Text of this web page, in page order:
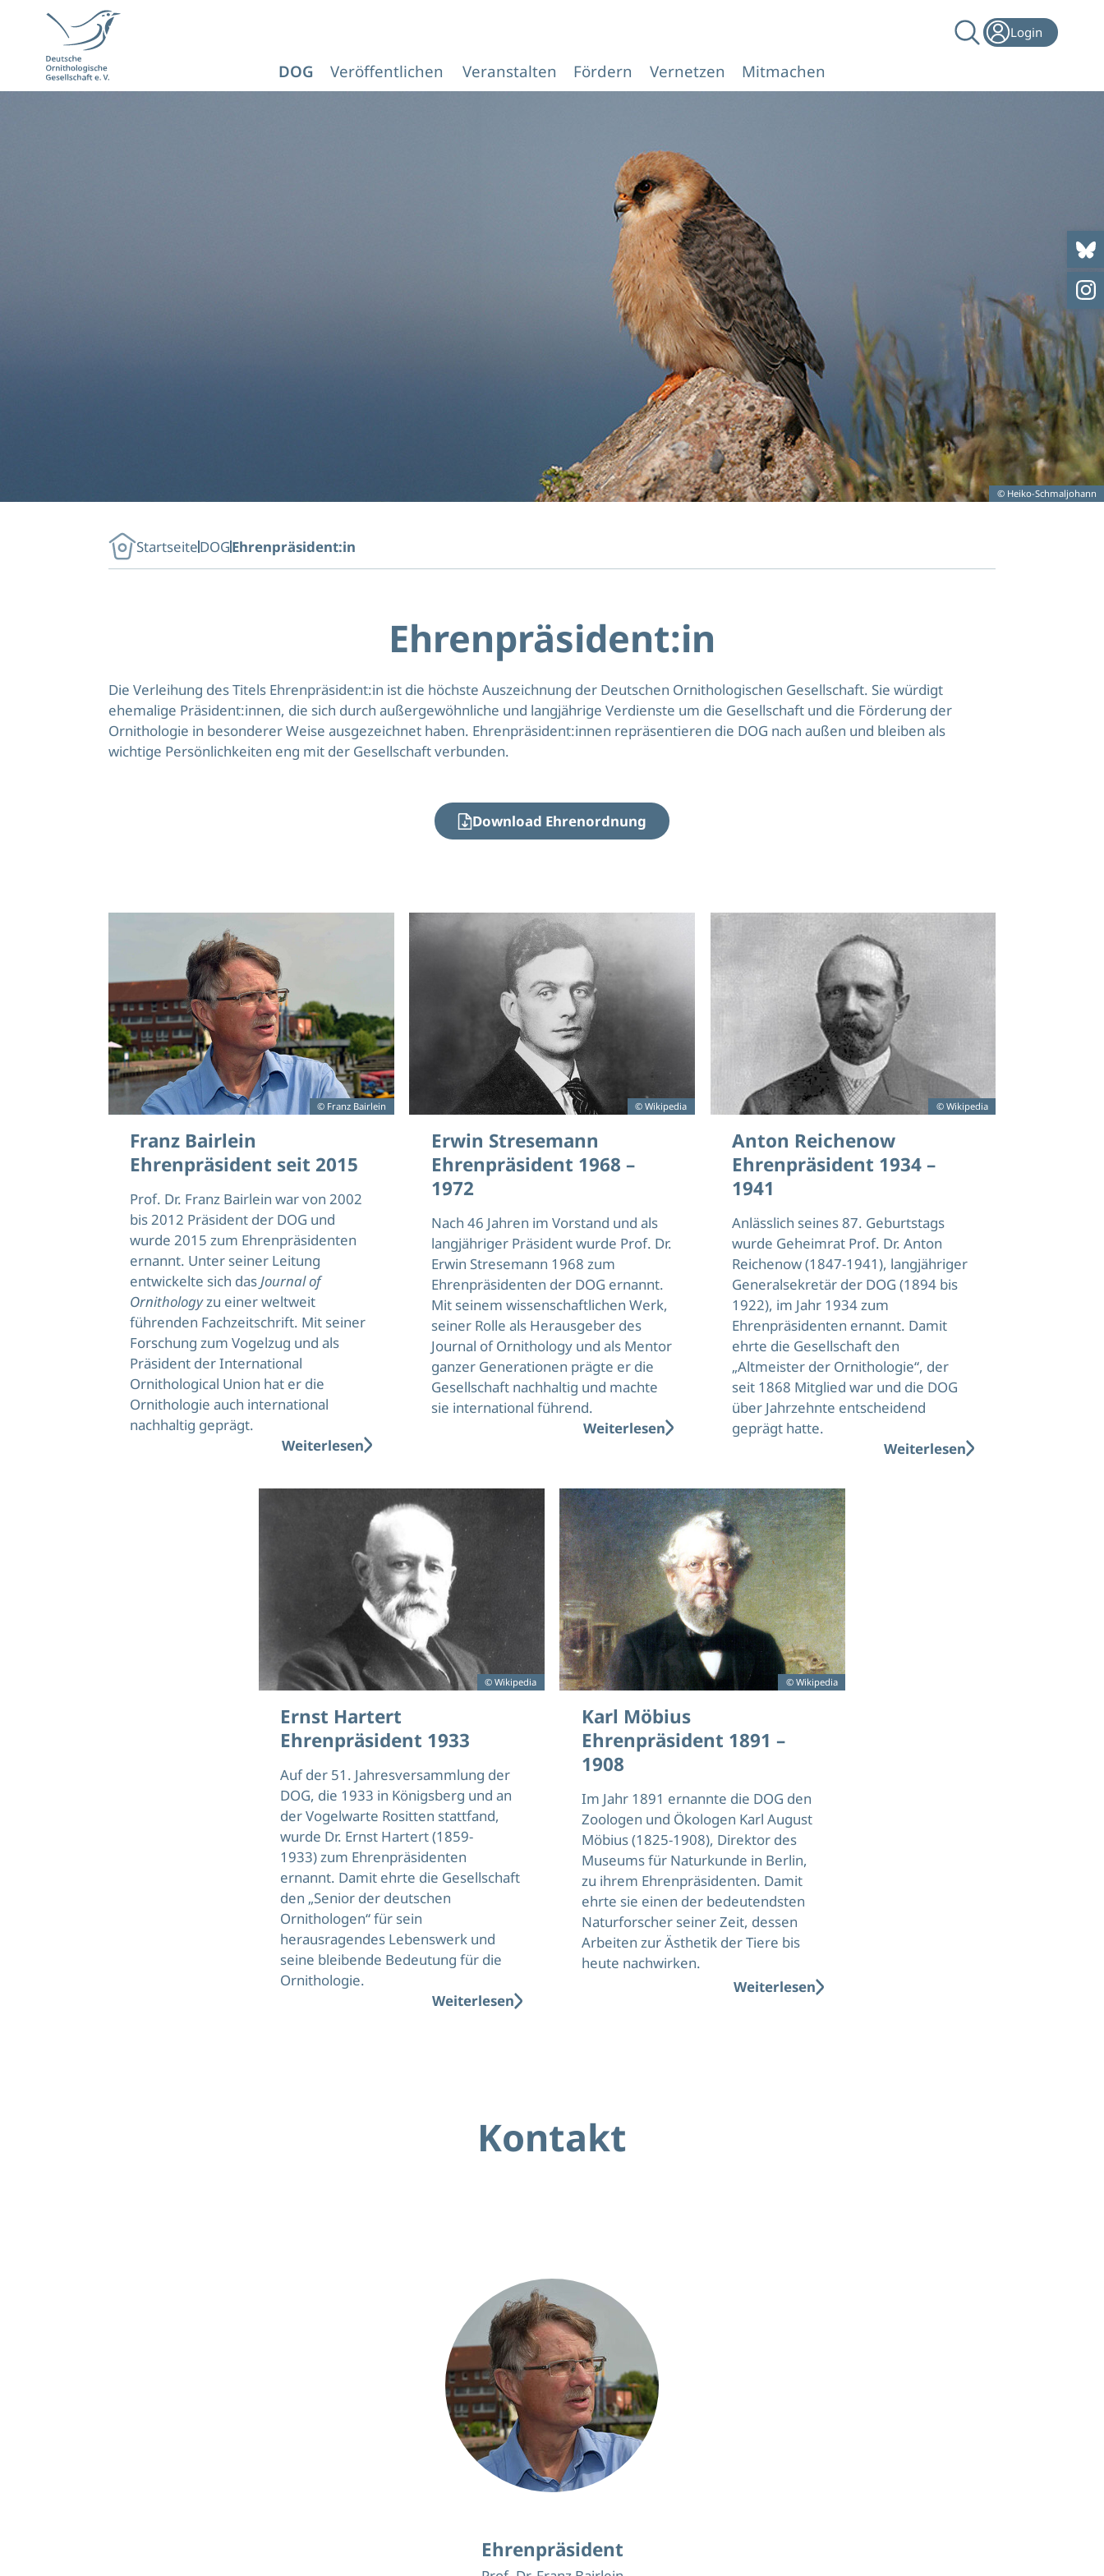
Login
DOG Veröffentlichen Veranstalten Fördern Vernetzen Mitmachen
© Heiko-Schmaljohann
StartseiteDOGEhrenpräsident:in
Ehrenpräsident:in
Die Verleihung des Titels Ehrenpräsident:in ist die höchste Auszeichnung der Deutschen Ornithologischen Gesellschaft. Sie würdigt
ehemalige Präsident:innen, die sich durch außergewöhnliche und langjährige Verdienste um die Gesellschaft und die Förderung der
Ornithologie in besonderer Weise ausgezeichnet haben. Ehrenpräsident:innen repräsentieren die DOG nach außen und bleiben als
wichtige Persönlichkeiten eng mit der Gesellschaft verbunden.
Download Ehrenordnung
© Franz Bairlein
Franz Bairlein
Ehrenpräsident seit 2015
Prof. Dr. Franz Bairlein war von 2002
bis 2012 Präsident der DOG und
wurde 2015 zum Ehrenpräsidenten
ernannt. Unter seiner Leitung
entwickelte sich dasJournal of
Ornithologyzu einer weltweit
führenden Fachzeitschrift. Mit seiner
Forschung zum Vogelzug und als
Präsident der International
Ornithological Union hat er die
Ornithologie auch international
nachhaltig geprägt.
Weiterlesen
© Wikipedia
Erwin Stresemann
Ehrenpräsident 1968 –
1972
Nach 46 Jahren im Vorstand und als
langjähriger Präsident wurde Prof. Dr.
Erwin Stresemann 1968 zum
Ehrenpräsidenten der DOG ernannt.
Mit seinem wissenschaftlichen Werk,
seiner Rolle als Herausgeber des
Journal of Ornithology und als Mentor
ganzer Generationen prägte er die
Gesellschaft nachhaltig und machte
sie international führend.
Weiterlesen
© Wikipedia
Anton Reichenow
Ehrenpräsident 1934 –
1941
Anlässlich seines 87. Geburtstags
wurde Geheimrat Prof. Dr. Anton
Reichenow (1847-1941), langjähriger
Generalsekretär der DOG (1894 bis
1922), im Jahr 1934 zum
Ehrenpräsidenten ernannt. Damit
ehrte die Gesellschaft den
„Altmeister der Ornithologie“, der
seit 1868 Mitglied war und die DOG
über Jahrzehnte entscheidend
geprägt hatte.
Weiterlesen
© Wikipedia
Ernst Hartert
Ehrenpräsident 1933
Auf der 51. Jahresversammlung der
DOG, die 1933 in Königsberg und an
der Vogelwarte Rositten stattfand,
wurde Dr. Ernst Hartert (1859-
1933)zum Ehrenpräsidenten
ernannt. Damit ehrte die Gesellschaft
den „Senior der deutschen
Ornithologen“ für sein
herausragendes Lebenswerk und
seine bleibende Bedeutung für die
Ornithologie.
Weiterlesen
© Wikipedia
Karl Möbius
Ehrenpräsident 1891 –
1908
Im Jahr 1891 ernannte die DOG den
Zoologen und Ökologen Karl August
Möbius (1825-1908), Direktor des
Museums für Naturkunde in Berlin,
zu ihrem Ehrenpräsidenten. Damit
ehrte sie einen der bedeutendsten
Naturforscher seiner Zeit, dessen
Arbeiten zur Ästhetik der Tiere bis
heute nachwirken.
Weiterlesen
Kontakt
Ehrenpräsident